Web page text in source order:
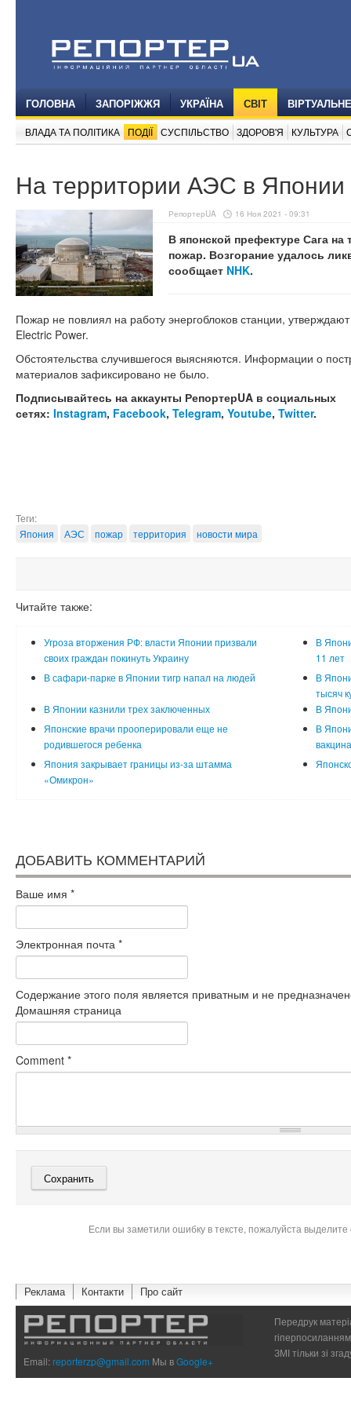
ГОЛОВНА ЗАПОРІЖЖЯ УКРАЇНА СВІТ
ВЛАДА ТА ПОЛІТИКА ПОДІЇ СУСПІЛЬСТВО ЗДОРОВ'Я КУЛЬТУРА
На территории АЭС в
РепортерUA 16 Ноя 2021 - 09:31
В японской префектуре Сага
пожар. Возгорание удалось
сообщает NHK.
Пожар не повлиял на работу энергоблоков станции,
Electric Power.
Обстоятельства случившегося выясняются. Информации о
материалов зафиксировано не было.
Подписывайтесь на аккаунты РепортерUA в социальных
сетях: Instagram, Facebook, Telegram, Youtube, Twitter.
Теги:
Япония
АЭС пожар территория новости мира
Читайте также:
Угроза вторжения РФ: власти Японии призвали
своих граждан покинуть Украину
В
11 лет
В сафари-парке в Японии тигр напал на людей
В
тысяч
В Японии казнили трех заключенных
В
Японские врачи прооперировали еще не
родившегося ребенка
В
Япония закрывает границы из-за штамма
«Омикрон»
ДОБАВИТЬ КОММЕНТАРИЙ
Ваше имя *
Электронная почта *
Содержание этого поля является приватным и не
Домашняя страница
Comment *
Если вы заметили ошибку в тексте, пожалуйста
Реклама Контакти Про сайт
Email:reporterzp@gmail.com Мы вGoogle+
Передрук
ЗМІ тільки зі